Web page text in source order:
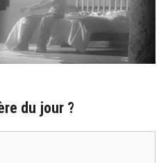
du jour ?